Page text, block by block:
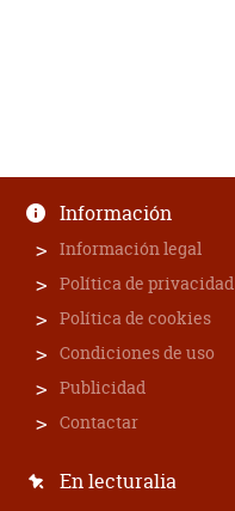
Información
Información legal
Política de privacidad
Política de cookies
Condiciones de uso
Publicidad
Contactar
En lecturalia